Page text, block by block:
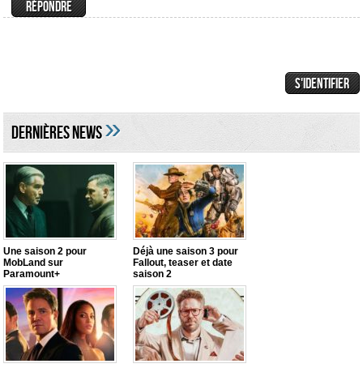
DERNIÈRES NEWS»
Une saison 2 pour
MobLand sur
Paramount+
Déjà une saison 3 pour
Fallout, teaser et date
saison 2